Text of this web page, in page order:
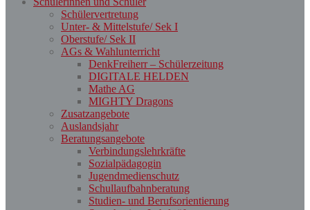
Schülervertretung
Unter- & Mittelstufe/ Sek I
Oberstufe/ Sek II
AGs & Wahlunterricht
DenkFreiherr – Schülerzeitung
DIGITALE HELDEN
Mathe AG
MIGHTY Dragons
Zusatzangebote
Auslandsjahr
Beratungsangebote
Verbindungslehrkräfte
Sozialpädagogin
Jugendmedienschutz
Schullaufbahnberatung
Studien- und Berufsorientierung